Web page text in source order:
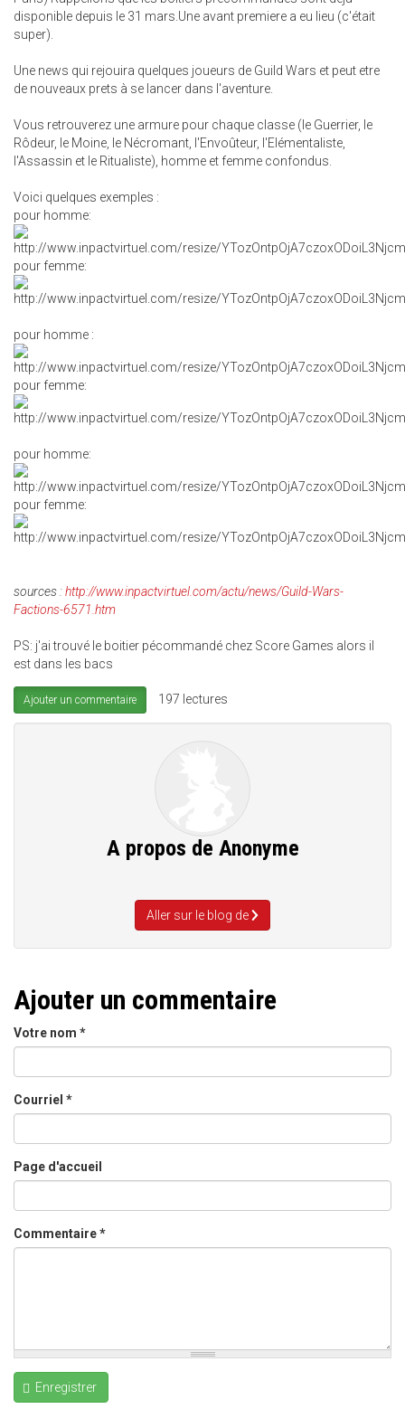
disponible depuis le 31 mars.Une avant premiere a eu lieu (c'était
super).
Une news qui rejouira quelques joueurs de Guild Wars et peut etre
de nouveaux prets à se lancer dans l'aventure.
Vous retrouverez une armure pour chaque classe (le Guerrier, le
Rôdeur, le Moine, le Nécromant, l'Envoûteur, l'Elémentaliste,
l'Assassin et le Ritualiste), homme et femme confondus.
Voici quelques exemples :
pour homme:
pour femme:
pour homme :
pour femme:
pour homme:
pour femme:
sources :http://www.inpactvirtuel.com/actu/news/Guild-Wars-
Factions-6571.htm
PS: j'ai trouvé le boitier pécommandé chez Score Games alors il
est dans les bacs
Ajouter un commentaire 197 lectures
A propos de Anonyme
Aller sur le blog de
Ajouter un commentaire
Votre nom *
Courriel *
Page d'accueil
Commentaire*
Enregistrer